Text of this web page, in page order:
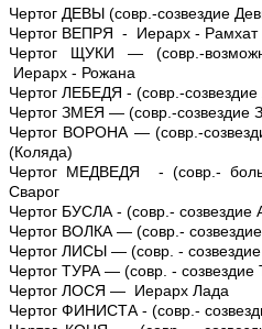
Чертог ДЕВЫ (совр.-созвездие
Чертог ВЕПРЯ - Иерарх - Рамхат
Чертог ЩУКИ — (совр.-
Иерарх - Рожана
Чертог ЛЕБЕДЯ - (совр.-
Чертог ЗМЕЯ — (совр.-
Чертог ВОРОНА — (совр.-
(Коляда)
Чертог МЕДВЕДЯ - (совр.-
Сварог
Чертог БУСЛА - (совр.-
Чертог ВОЛКА — (совр.-
Чертог ЛИСЫ — (совр. -
Чертог ТУРА — (совр. -
Чертог ЛОСЯ — Иерарх Лада
Чертог ФИНИСТА - (совр.-